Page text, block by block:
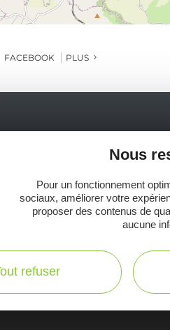
FACEBOOK PLUS
Ne
inspirer
Voir la Carte
Nous
Pour un fonctionnement
sociaux, améliorer votre
proposer des contenus de
aucune
refuser